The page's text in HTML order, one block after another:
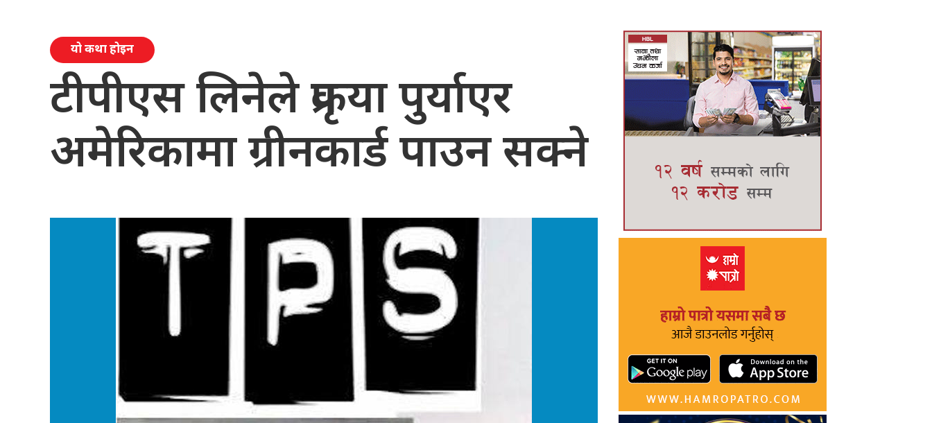
यो कथा होइन
टीपीएस लिनेले प्रकृया पुर्याएर
अमेरिकामा ग्रीनकार्ड पाउन सक्ने